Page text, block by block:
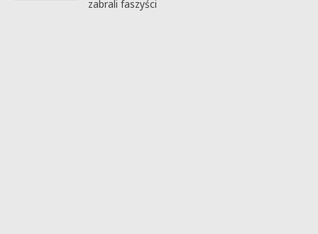
zabrali faszyści